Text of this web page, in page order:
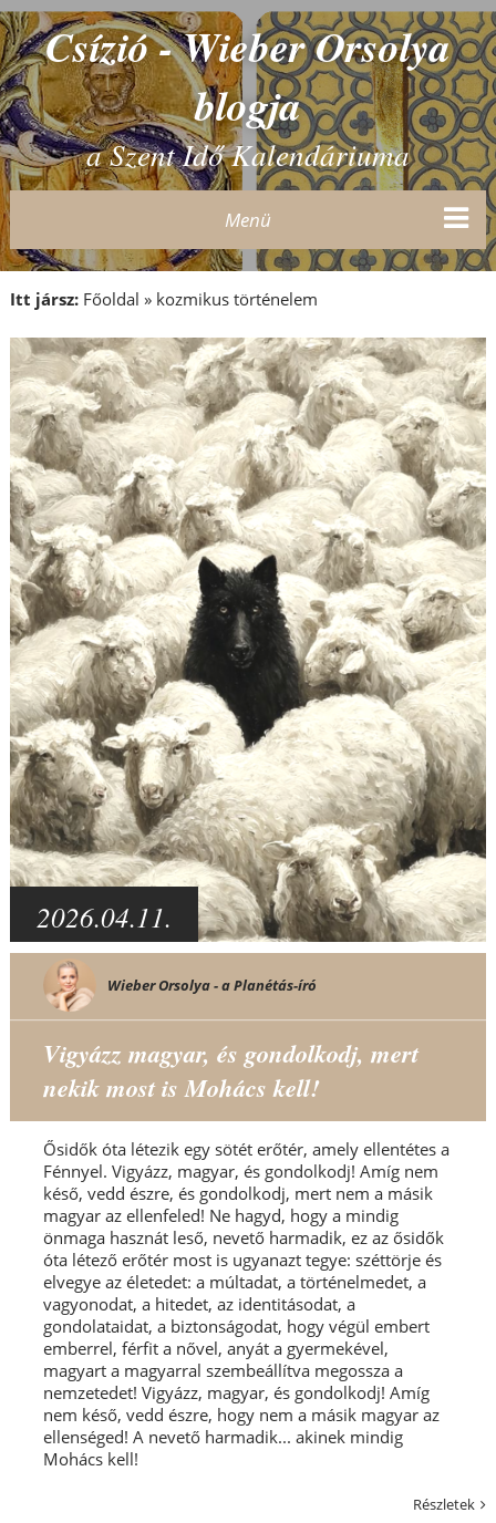
Csízió - Wieber Orsolya
blogja
a Szent Idő Kalendáriuma
Menü
Itt jársz: Főoldal » kozmikus történelem
2026.04.11.
Wieber Orsolya - a Planétás-író
Vigyázz magyar, és gondolkodj, mert
nekik most is Mohács kell!
Ősidők óta létezik egy sötét erőtér, amely ellentétes a
Fénnyel. Vigyázz, magyar, és gondolkodj! Amíg nem
késő, vedd észre, és gondolkodj, mert nem a másik
magyar az ellenfeled! Ne hagyd, hogy a mindig
önmaga hasznát leső, nevető harmadik, ez az ősidők
óta létező erőtér most is ugyanazt tegye: széttörje és
elvegye az életedet: a múltadat, a történelmedet, a
vagyonodat, a hitedet, az identitásodat, a
gondolataidat, a biztonságodat, hogy végül embert
emberrel, férfit a nővel, anyát a gyermekével,
magyart a magyarral szembeállítva megossza a
nemzetedet! Vigyázz, magyar, és gondolkodj! Amíg
nem késő, vedd észre, hogy nem a másik magyar az
ellenséged! A nevető harmadik... akinek mindig
Mohács kell!
Részletek